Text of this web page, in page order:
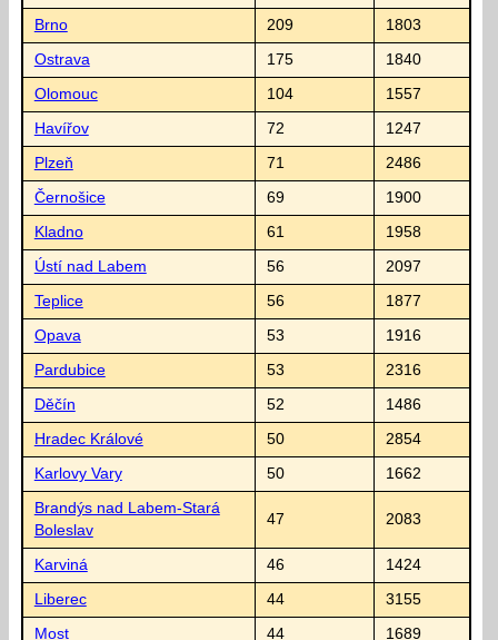
Brno 209 1803
Ostrava 175 1840
Olomouc 104 1557
Havířov 72 1247
Plzeň 71 2486
Černošice 69 1900
Kladno 61 1958
Ústí nad Labem 56 2097
Teplice 56 1877
Opava 53 1916
Pardubice 53 2316
Děčín 52 1486
Hradec Králové 50 2854
Karlovy Vary 50 1662
Brandýs nad Labem-Stará
Boleslav
47 2083
Karviná 46 1424
Liberec 44 3155
Most 44 1689